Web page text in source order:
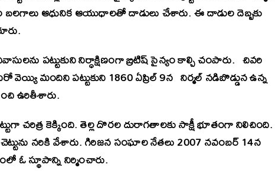
బలగాలు ఆధునిక ఆయుధాలతో దాడులు చేశారు. ఈ దాడుల దెబ్బకు
పట్టుకుని నిర్ధాక్షిణంగా బ్రిటిష్ సైన్యం కాల్చి చంపారు. చివరి
మందిని పట్టుకుని 1860 ఏప్రిల్ 9న నిర్మల్ నడిబొడ్డున ఉన్న
ఉరితీశారు.
చరిత్ర కెక్కింది. తెల్ల దొరల దురాగతాలకు సాక్షీ భూతంగా నిలిచింది.
నరికి వేశారు. గిరిజన సంఘాల నేతలు 2007 నవంబర్ 14న
ఓ స్థూపాన్ని నిర్మించారు.